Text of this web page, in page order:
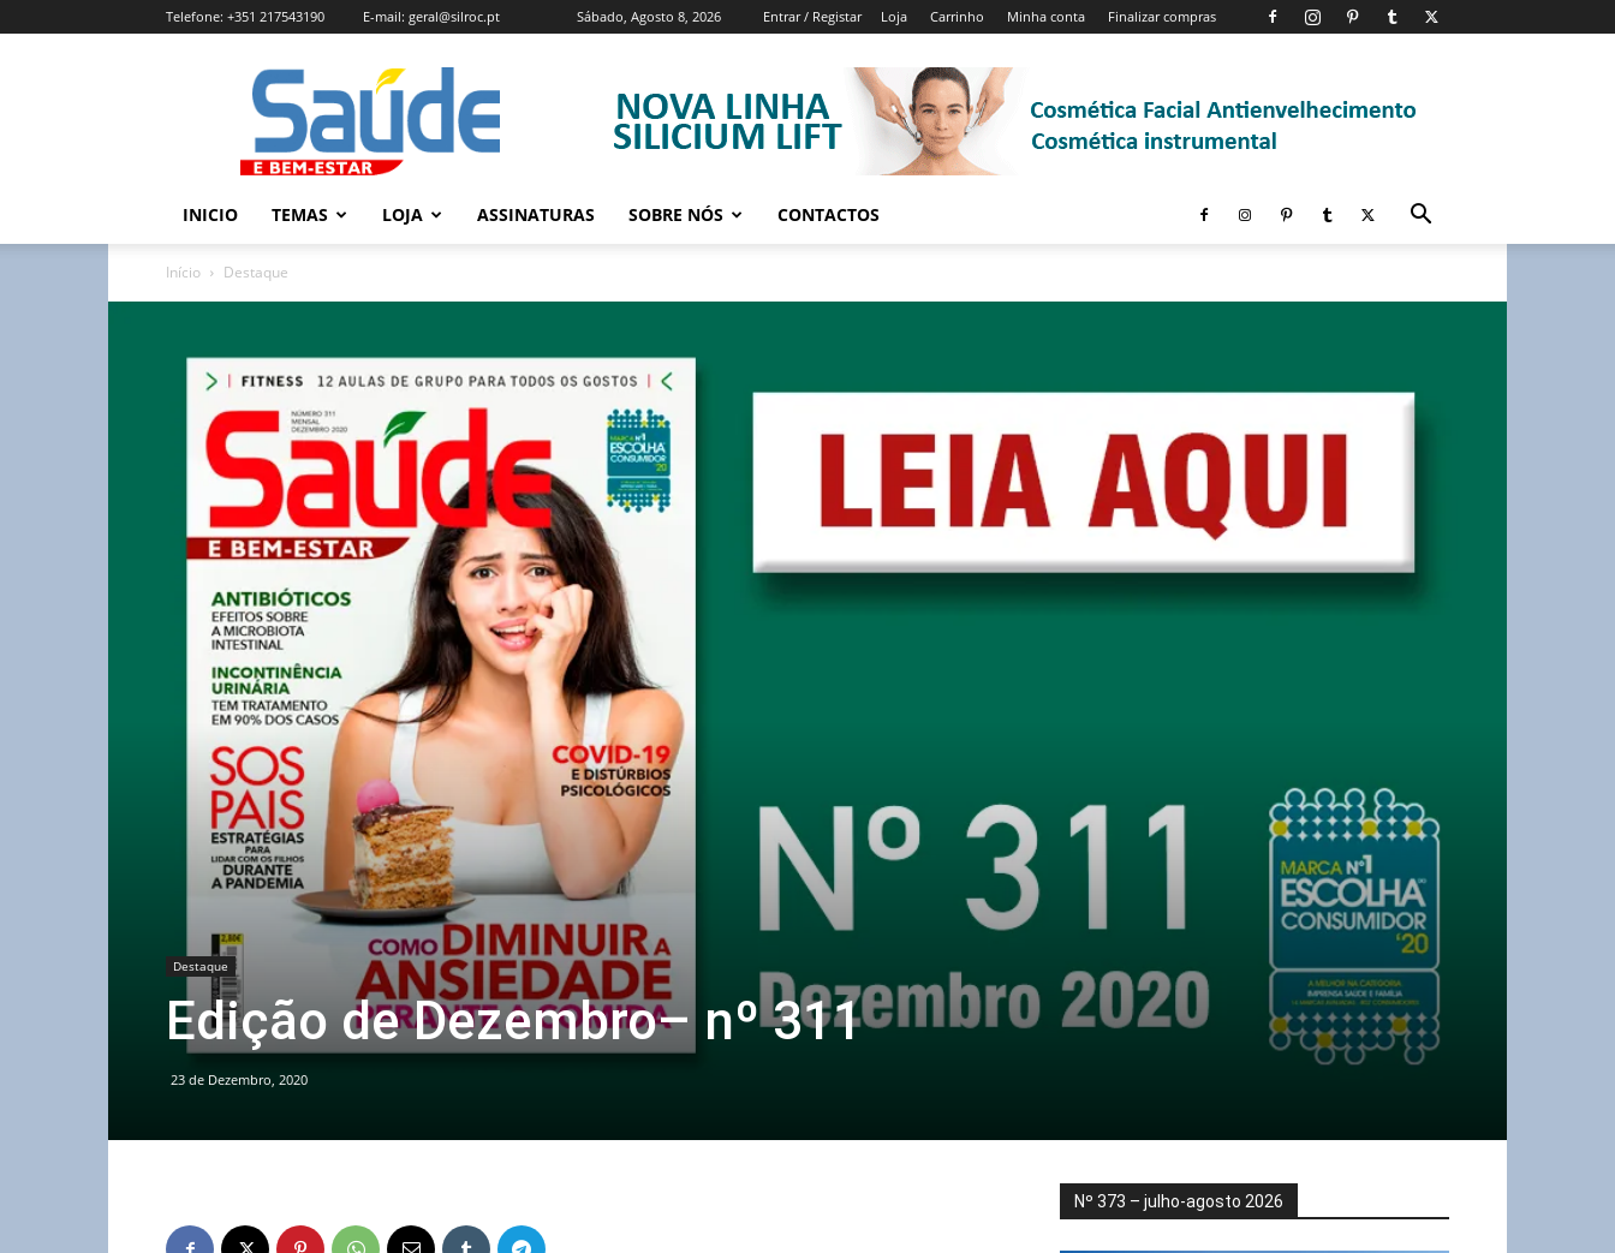
Sábado, Agosto 8, 2026 Entrar / Registar Loja Carrinho Minha conta Finalizar compras
Telefone: +351 217543190 E-mail: geral@silroc.pt
Revista
Saúde
e
Bem
Estar
Edição
INICIO TEMAS LOJA ASSINATURAS SOBRE NÓS CONTACTOS
Início Destaque
Destaque
Edição de Dezembro– nº 311
23 de Dezembro, 2020
Nº 373 – julho-agosto 2026